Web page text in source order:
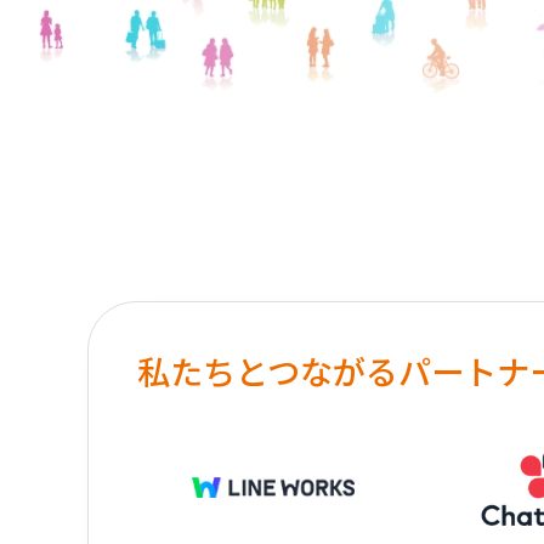
私たちとつながるパートナ